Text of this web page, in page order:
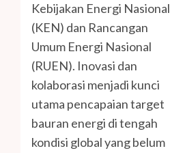
Kebijakan Energi Nasional
(KEN) dan Rancangan
Umum Energi Nasional
(RUEN). Inovasi dan
kolaborasi menjadi kunci
utama pencapaian target
bauran energi di tengah
kondisi global yang belum